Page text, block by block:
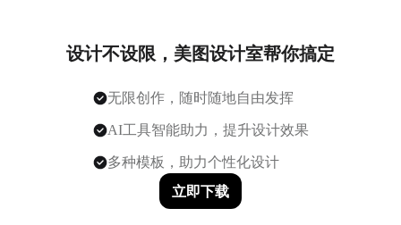
设计不设限，美图设计室帮你搞定
无限创作，随时随地自由发挥
AI工具智能助力，提升设计效果
多种模板，助力个性化设计
立即下载